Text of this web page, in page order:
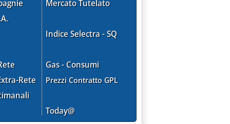
Rete
Mercato Tutelato
Indice Selectra - SQ
Gas - Consumi
Prezzi Contratto GPL
Today@